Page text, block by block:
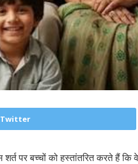
Twitter
शर्त पर बच्चों को हस्तांतरित करते हैं